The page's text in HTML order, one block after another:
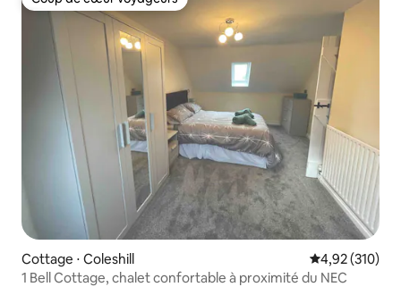
Coup de cœur voyageurs
Cottage ⋅ Coleshill Évaluation
4,92 (310)
1 Bell Cottage, chalet confortable à proximité du NEC